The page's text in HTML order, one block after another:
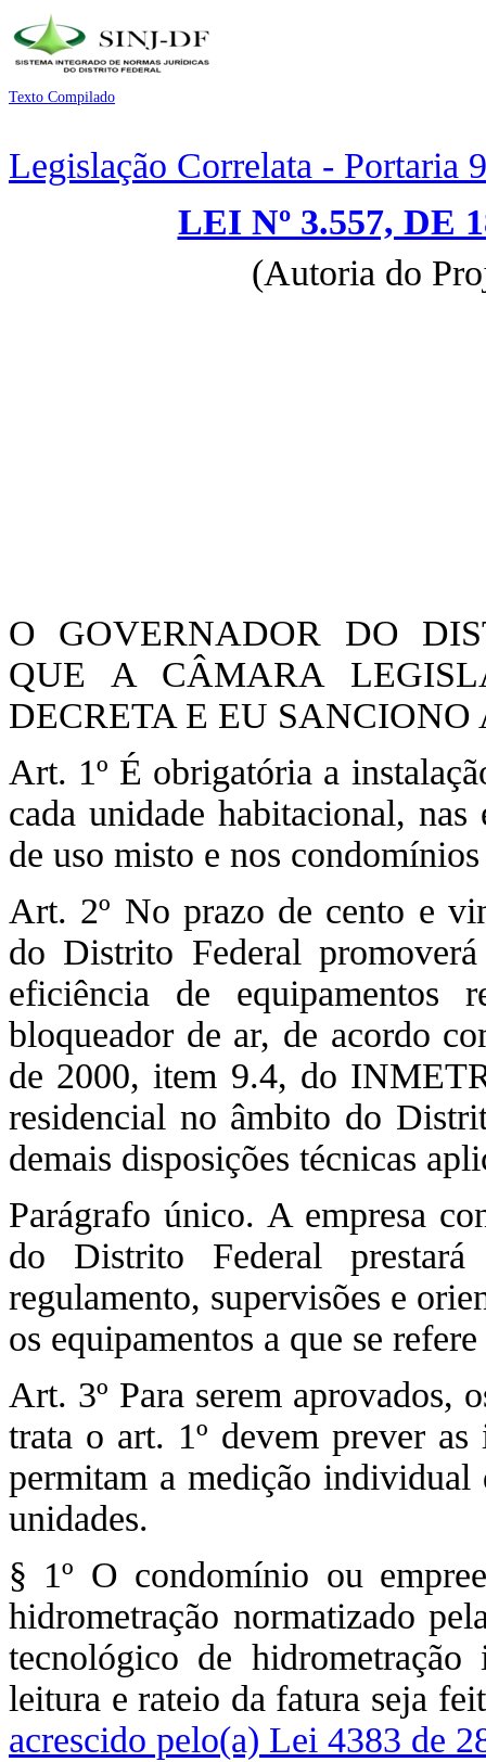
Texto Compilado
Legislação Correlata - Portaria
LEI Nº 3.557, DE
(Autoria do
O GOVERNADOR DO
QUE A CÂMARA
DECRETA E EU
Art. 1º É obrigatória a
cada unidade habitacional,
de uso misto e nos
Art. 2º No prazo de cento e
do Distrito Federal
eficiência de equipamentos
bloqueador de ar, de acordo
de 2000, item 9.4, do
residencial no âmbito do
demais disposições técnicas
Parágrafo único. A empresa
do Distrito Federal
regulamento, supervisões e
os equipamentos a que se
Art. 3º Para serem aprovados,
trata o art. 1º devem prever
permitam a medição individual
unidades.
§ 1º O condomínio ou
hidrometração normatizado
tecnológico de
leitura e rateio da fatura seja
acrescido pelo(a) Lei 4383 de